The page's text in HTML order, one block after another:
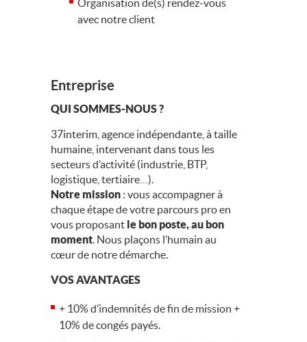
Entreprise
QUI SOMMES-NOUS ?
37interim, agence indépendante, à taille
humaine, intervenant dans tous les
secteurs d’activité (industrie, BTP,
logistique, tertiaire…).
Notre mission : vous accompagner à
chaque étape de votre parcours pro en
vous proposant le bon poste, au bon
moment. Nous plaçons l’humain au
cœur de notre démarche.
VOS AVANTAGES
+ 10% d’indemnités de fin de mission +
10% de congés payés.
Organisation de(s) rendez-vous
avec notre client